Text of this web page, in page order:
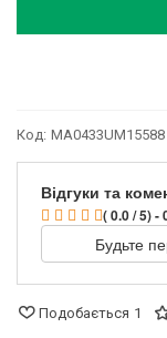
Код: MA0433UM15588
Відгуки та
( 0.0 / 5) -
Будьте
Подобається 1